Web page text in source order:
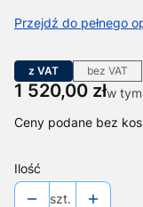
Przejdź do pełnego
z VAT bez VAT
Cena
1 520,00 złw tym
w tym
Ceny podane bez
Ilość
szt.